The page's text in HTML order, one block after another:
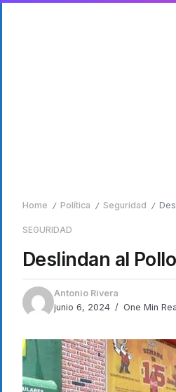
Home / Política / Seguridad /
SEGURIDAD
Deslindan al
Antonio Rivera
junio 6, 2024
One Min